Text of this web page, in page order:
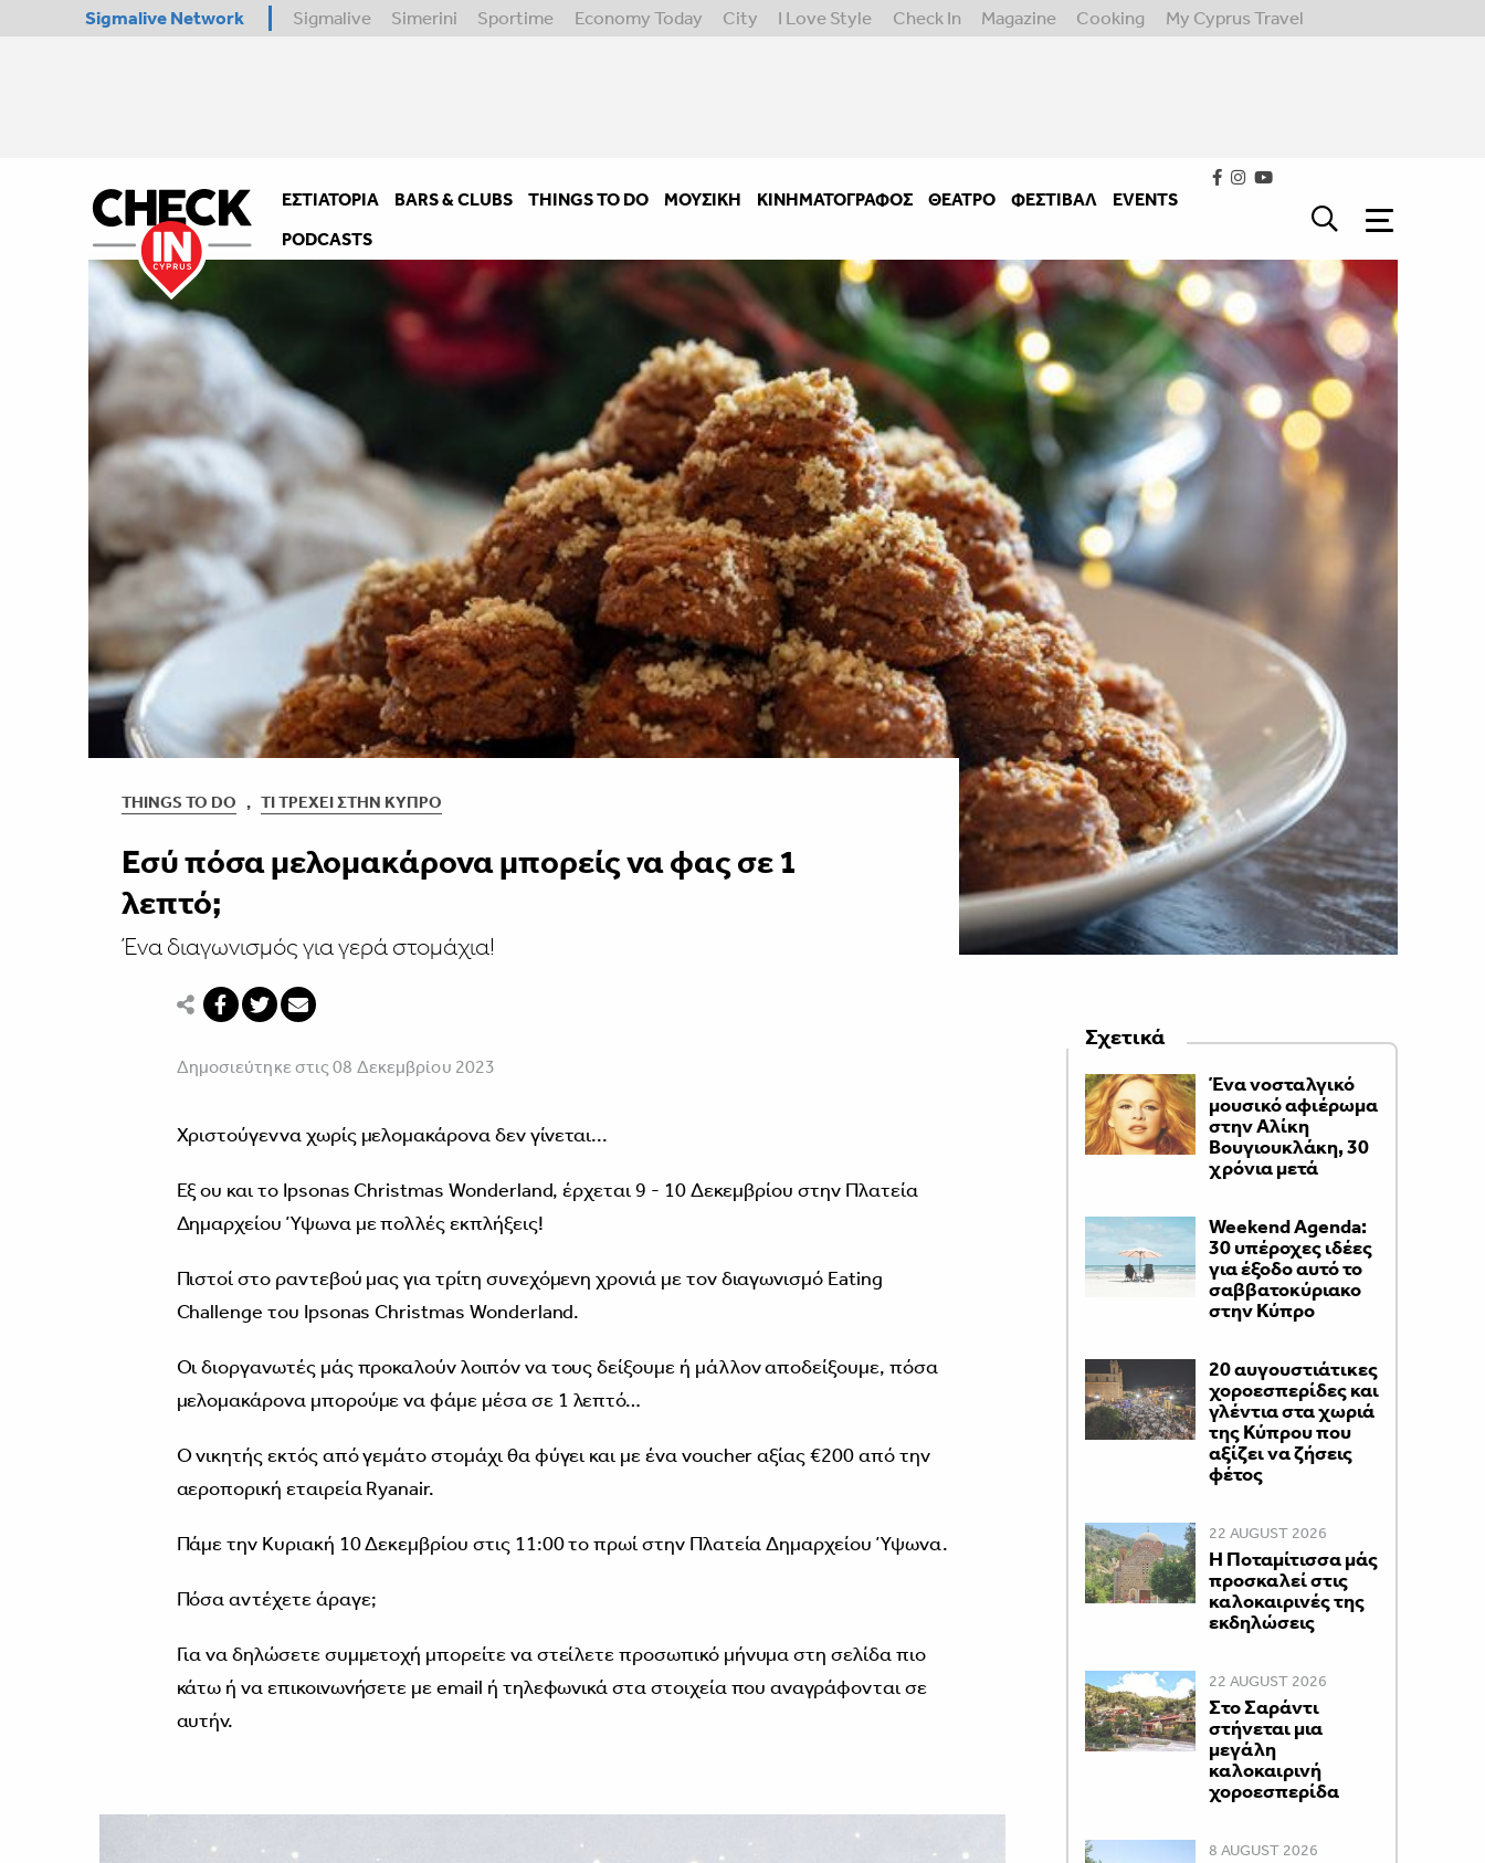
Sigmalive Network Sigmalive Simerini Sportime Economy Today City I Love Style Check In Magazine Cooking My Cyprus Travel
ΕΣΤΙΑΤΌΡΙΑ BARS & CLUBS THINGS TO DO ΜΟΥΣΙΚΉ ΚΙΝΗΜΑΤΟΓΡΆΦΟΣ ΘΈΑΤΡΟ ΦΕΣΤΙΒΑΛ
EVENTS
PODCASTS
THINGS TO DO , ΤΙ ΤΡΈΧΕΙ ΣΤΗΝ ΚΎΠΡΟ
Εσύ πόσα μελομακάρονα μπορείς να φας σε 1
λεπτό;
Ένα διαγωνισμός για γερά στομάχια!
Δημοσιεύτηκε στις 08 Δεκεμβρίου 2023
Χριστούγεννα χωρίς μελομακάρονα δεν γίνεται...
Εξ ου και το Ipsonas Christmas Wonderland, έρχεται 9 - 10 Δεκεμβρίου στην Πλατεία
Δημαρχείου Ύψωνα με πολλές εκπλήξεις!
Πιστοί στο ραντεβού μας για τρίτη συνεχόμενη χρονιά με τον διαγωνισμό Eating
Challenge του Ipsonas Christmas Wonderland.
Οι διοργανωτές μάς προκαλούν λοιπόν να τους δείξουμε ή μάλλον αποδείξουμε, πόσα
μελομακάρονα μπορούμε να φάμε μέσα σε 1 λεπτό…
Ο νικητής εκτός από γεμάτο στομάχι θα φύγει και με ένα voucher αξίας €200 από την
αεροπορική εταιρεία Ryanair.
Πάμε την Κυριακή 10 Δεκεμβρίου στις 11:00 το πρωί στην Πλατεία Δημαρχείου Ύψωνα.
Πόσα αντέχετε άραγε;
Για να δηλώσετε συμμετοχή μπορείτε να στείλετε προσωπικό μήνυμα στη σελίδα πιο
κάτω ή να επικοινωνήσετε με email ή τηλεφωνικά στα στοιχεία που αναγράφονται σε
αυτήν.
Σχετικά
Ένα νοσταλγικό
μουσικό αφιέρωμα
στην Αλίκη
Βουγιουκλάκη, 30
χρόνια μετά
Weekend Agenda:
30 υπέροχες ιδέες
για έξοδο αυτό το
σαββατοκύριακο
στην Κύπρο
20 αυγουστιάτικες
χοροεσπερίδες και
γλέντια στα χωριά
της Κύπρου που
αξίζει να ζήσεις
φέτος
22 AUGUST 2026
Η Ποταμίτισσα μάς
προσκαλεί στις
καλοκαιρινές της
εκδηλώσεις
22 AUGUST 2026
Στο Σαράντι
στήνεται μια
μεγάλη
καλοκαιρινή
χοροεσπερίδα
8 AUGUST 2026